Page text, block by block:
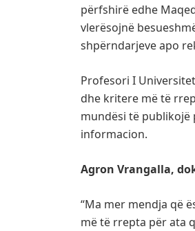
përfshirë edhe
vlerësojnë
shpërndarjeve apo
Profesori I
dhe kritere më të
mundësi të
informacion.
Agron Vrangalla,
“Ma mer mendja që
më të rrepta për ata